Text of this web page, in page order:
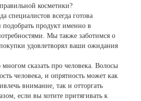
косметики?
специалистов всегда готова
подобрать продукт именно в
Мы также заботимся о
удовлетворял ваши ожидания
сказать про человека. Волосы
человека, и опрятность может как
внимание, так и отторгать
если вы хотите притягивать к